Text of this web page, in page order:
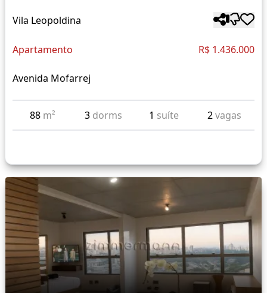
Vila Leopoldina
Apartamento R$ 1.436.000
Avenida Mofarrej
88 m² 3 dorms 1 suíte 2vagas